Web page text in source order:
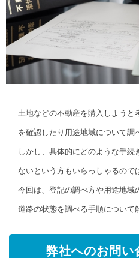
土地などの不動産を購入しよう
を確認したり用途地域について調
しかし、具体的にどのような手続
ないという方もいらっしゃるので
今回は、登記の調べ方や用途地域
道路の状態を調べる手順について
弊社へのお問い